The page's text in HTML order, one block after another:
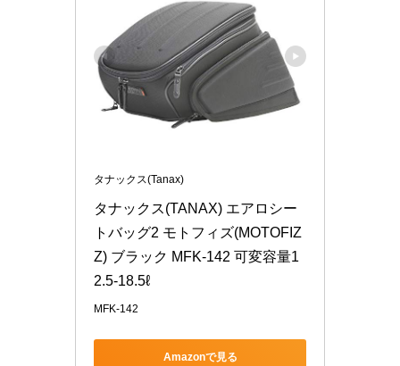
タナックス(Tanax)
タナックス(TANAX) エアロシー
トバッグ2 モトフィズ(MOTOFIZ
Z) ブラック MFK-142 可変容量1
2.5-18.5ℓ
MFK-142
Amazonで見る